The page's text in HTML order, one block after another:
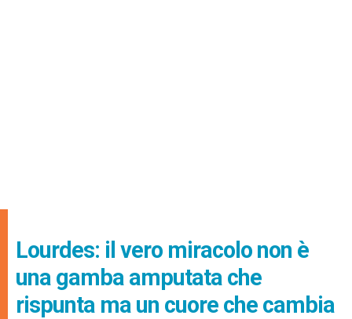
Lourdes: il vero miracolo non è
una gamba amputata che
rispunta ma un cuore che cambia